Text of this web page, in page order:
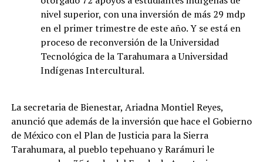
nivel superior, con una inversión de más 29 mdp
en el primer trimestre de este año. Y se está en
proceso de reconversión de la Universidad
Tecnológica de la Tarahumara a Universidad
Indígenas Intercultural.
La secretaria de Bienestar, Ariadna Montiel Reyes,
anunció que además de la inversión que hace el Gobierno
de México con el Plan de Justicia para la Sierra
Tarahumara, al pueblo tepehuano y Rarámuri le